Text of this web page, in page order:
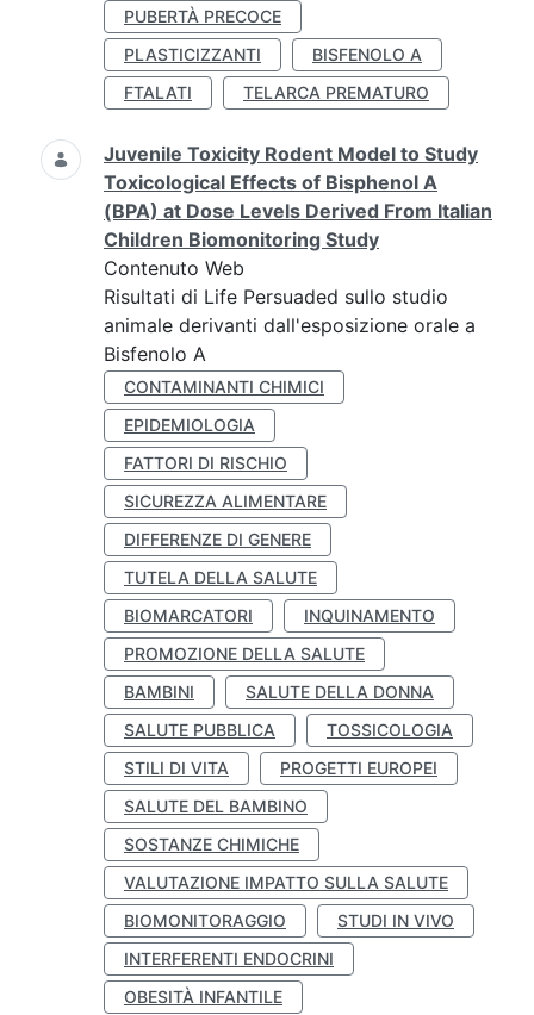
PUBERTÀ PRECOCE
PLASTICIZZANTI
BISFENOLO A
FTALATI
TELARCA PREMATURO
Juvenile Toxicity Rodent Model to Study
Toxicological Effects of Bisphenol A
(BPA) at Dose Levels Derived From Italian
Children Biomonitoring Study
Contenuto Web
Risultati di Life Persuaded sullo studio
animale derivanti dall'esposizione orale a
Bisfenolo A
CONTAMINANTI CHIMICI
EPIDEMIOLOGIA
FATTORI DI RISCHIO
SICUREZZA ALIMENTARE
DIFFERENZE DI GENERE
TUTELA DELLA SALUTE
BIOMARCATORI
INQUINAMENTO
PROMOZIONE DELLA SALUTE
BAMBINI
SALUTE DELLA DONNA
SALUTE PUBBLICA
TOSSICOLOGIA
STILI DI VITA
PROGETTI EUROPEI
SALUTE DEL BAMBINO
SOSTANZE CHIMICHE
VALUTAZIONE IMPATTO SULLA SALUTE
BIOMONITORAGGIO
STUDI IN VIVO
INTERFERENTI ENDOCRINI
OBESITÀ INFANTILE